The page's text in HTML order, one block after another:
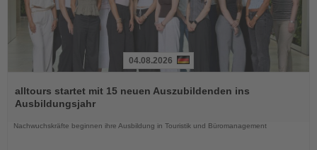
Sie
die
04.08.2026
alltours startet mit 15 neuen Auszubildenden ins
Ausbildungsjahr
Nachwuchskräfte beginnen ihre Ausbildung in Touristik und Büromanagement